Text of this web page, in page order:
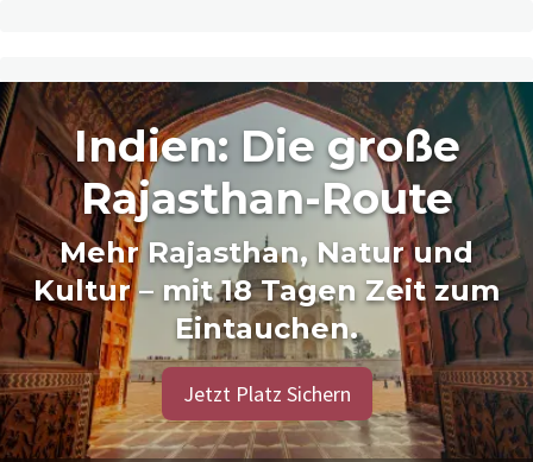
Indien: Die große
Rajasthan-Route
Mehr Rajasthan, Natur und
Kultur – mit 18 Tagen Zeit zum
Eintauchen.
Jetzt Platz Sichern